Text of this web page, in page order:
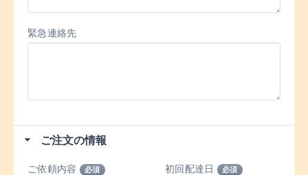
緊急連絡先
ご注文の情報
ご依頼内容 必須 初回配達日 必須